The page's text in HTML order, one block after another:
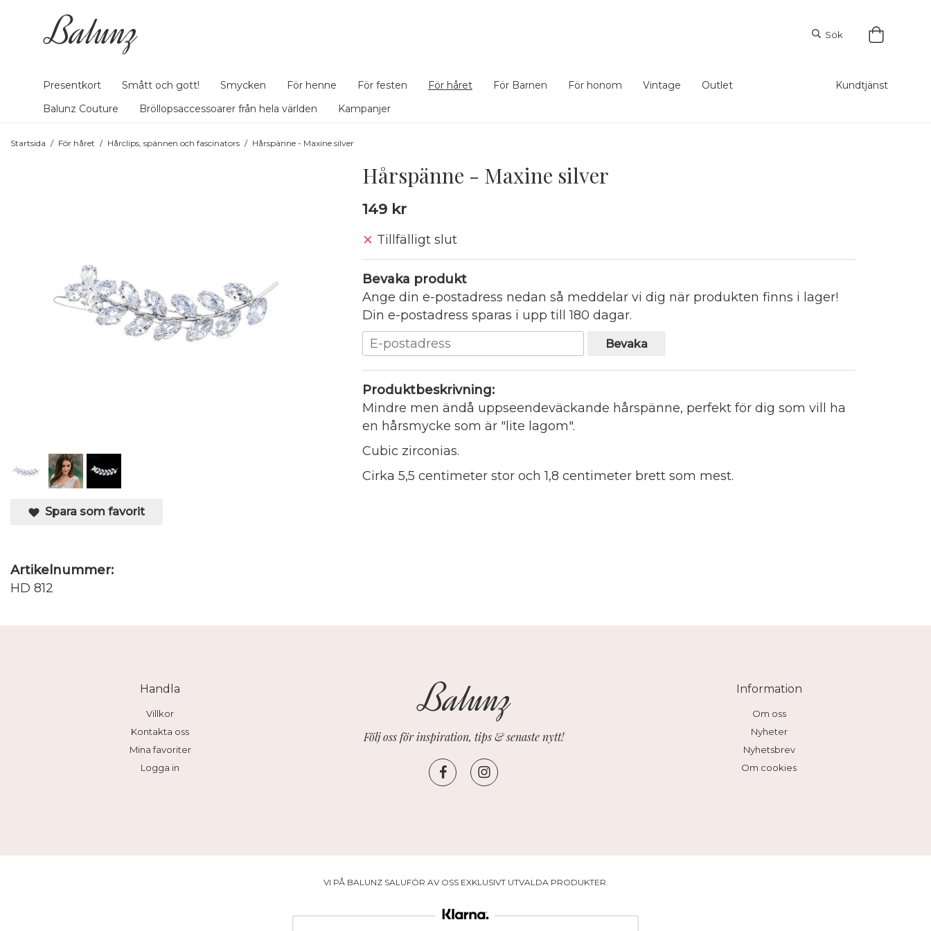
Sök
Presentkort Smått och gott! Smycken För henne För festen För håret För Barnen För honom Vintage
Outlet
Balunz Couture
Bröllopsaccessoarer från hela världen Kampanjer
Kundtjänst
Startsida / För håret / Hårclips, spännen och fascinators / Hårspänne - Maxine silver
Hårspänne - Maxine silver
149 kr
Tillfälligt slut
Bevaka produkt
Ange din e-postadress nedan så meddelar vi dig när produkten finns i lager!
Din e-postadress sparas i upp till 180 dagar.
Bevaka
Produktbeskrivning:
Mindre men ändå uppseendeväckande hårspänne, perfekt för dig som vill ha
en hårsmycke som är "lite lagom".
Cubic zirconias.
Cirka 5,5 centimeter stor och 1,8 centimeter brett som mest.
Spara som favorit
Artikelnummer:
HD 812
Handla
Villkor
Kontakta oss
Mina favoriter
Logga in
Följ oss för inspiration, tips & senaste nytt!
Information
Om oss
Nyheter
Nyhetsbrev
Om cookies
VI PÅ BALUNZ SALUFÖR AV OSS EXKLUSIVT UTVALDA PRODUKTER.